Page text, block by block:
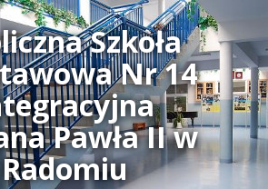
Szkoła
Nr 14
Pawła II w
Radomiu